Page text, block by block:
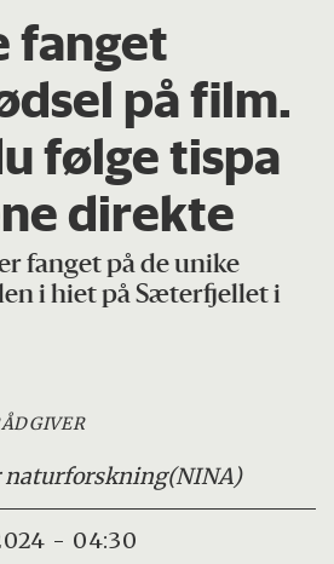
fanget
på film.
følge tispa
direkte
fanget på de unike
i hiet på Sæterfjellet i
(NINA)
- 04:30